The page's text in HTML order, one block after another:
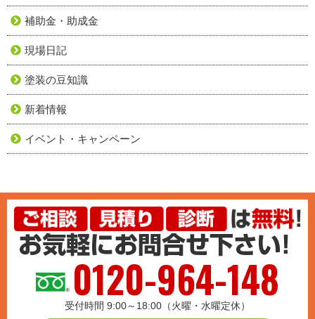
補助金・助成金
現場日記
塗装の豆知識
新着情報
イベント・キャンペーン
0120-964-148
受付時間 9:00～18:00（火曜・水曜定休）